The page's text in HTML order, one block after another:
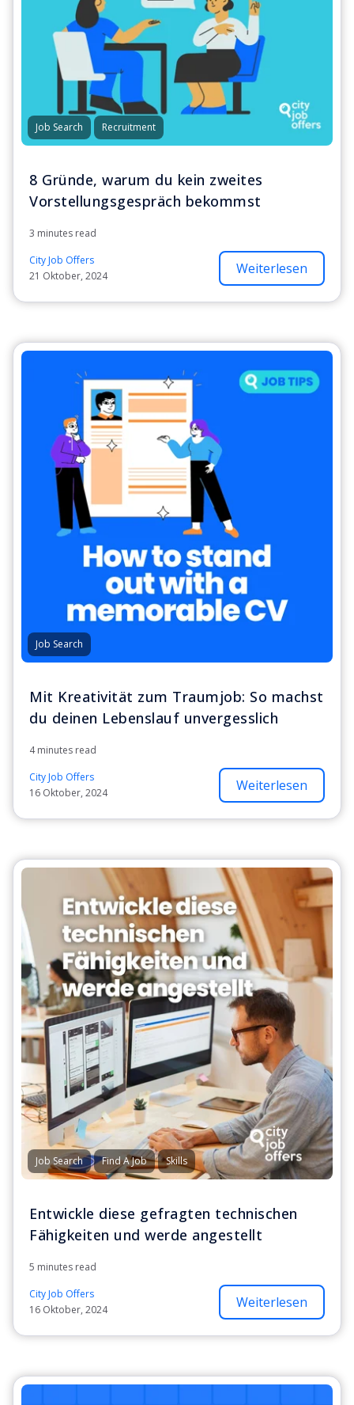
Job Search Recruitment
8 Gründe, warum du kein zweites
Vorstellungsgespräch bekommst
3 minutes read
City Job Offers
21 Oktober, 2024
Weiterlesen
Job Search
Mit Kreativität zum Traumjob: So machst
du deinen Lebenslauf unvergesslich
4 minutes read
City Job Offers
16 Oktober, 2024
Weiterlesen
Job Search Find A Job Skills
Entwickle diese gefragten technischen
Fähigkeiten und werde angestellt
5 minutes read
City Job Offers
16 Oktober, 2024
Weiterlesen